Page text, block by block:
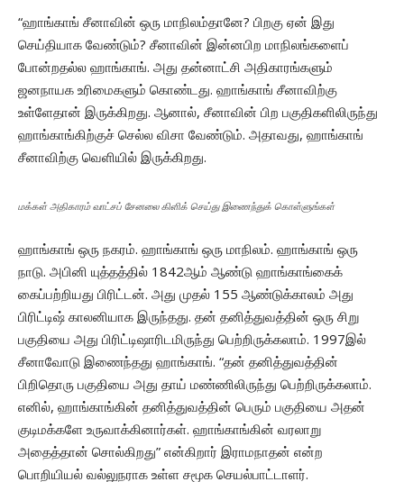
“ஹாங்காங் சீனாவின் ஒரு மாநிலம்தானே? பிறகு ஏன் இது
செய்தியாக வேண்டும்? சீனாவின் இன்னபிற மாநிலங்களைப்
போன்றதல்ல ஹாங்காங். அது தன்னாட்சி அதிகாரங்களும்
ஜனநாயக உரிமைகளும் கொண்டது. ஹாங்காங் சீனாவிற்கு
உள்ளேதான் இருக்கிறது. ஆனால், சீனாவின் பிற பகுதிகளிலிருந்து
ஹாங்காங்கிற்குச் செல்ல விசா வேண்டும். அதாவது, ஹாங்காங்
சீனாவிற்கு வெளியில் இருக்கிறது.
மக்கள் அதிகாரம் வாட்சப் சேனலை கிளிக் செய்து இணைந்துக் கொள்ளுங்கள்
ஹாங்காங் ஒரு நகரம். ஹாங்காங் ஒரு மாநிலம். ஹாங்காங் ஒரு
நாடு. அபினி யுத்தத்தில் 1842ஆம் ஆண்டு ஹாங்காங்கைக்
கைப்பற்றியது பிரிட்டன். அது முதல் 155 ஆண்டுக்காலம் அது
பிரிட்டிஷ் காலனியாக இருந்தது. தன் தனித்துவத்தின் ஒரு சிறு
பகுதியை அது பிரிட்டிஷாரிடமிருந்து பெற்றிருக்கலாம். 1997இல்
சீனாவோடு இணைந்தது ஹாங்காங். “தன் தனித்துவத்தின்
பிறிதொரு பகுதியை அது தாய் மண்ணிலிருந்து பெற்றிருக்கலாம்.
எனில், ஹாங்காங்கின் தனித்துவத்தின் பெரும் பகுதியை அதன்
குடிமக்களே உருவாக்கினார்கள். ஹாங்காங்கின் வரலாறு
அதைத்தான் சொல்கிறது” என்கிறார் இராமநாதன் என்ற
பொறியியல் வல்லுநராக உள்ள சமூக செயல்பாட்டாளர்.